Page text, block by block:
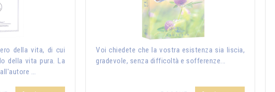
della vita, di cui
della vita pura. La
…
Voi chiedete che la vostra esistenza sia liscia,
gradevole, senza difficoltà e sofferenze...